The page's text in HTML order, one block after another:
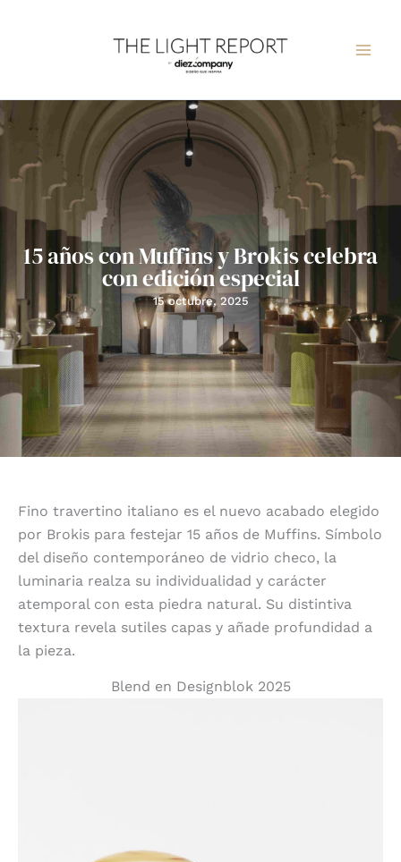
15 años con Muffins y Brokis celebra
con edición especial
15 octubre, 2025
Fino travertino italiano es el nuevo acabado elegido
por Brokis para festejar 15 años de Muffins. Símbolo
del diseño contemporáneo de vidrio checo, la
luminaria realza su individualidad y carácter
atemporal con esta piedra natural. Su distintiva
textura revela sutiles capas y añade profundidad a
la pieza.
Blend en Designblok 2025